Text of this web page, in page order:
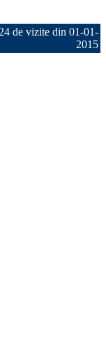
de vizite din 01-01-
2015